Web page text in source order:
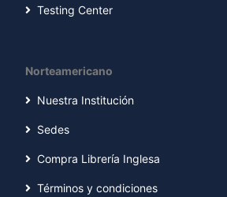
Testing Center
Norteamericano
Nuestra Institución
Sedes
Compra Librería Inglesa
Términos y condiciones